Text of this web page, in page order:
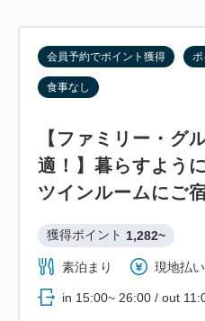
会員予約でポイント獲得
食事なし
【ファミリー・グ
適！】暮らすよう
ツインルームにご
獲得ポイント 1,282~
素泊まり 現地払
in 15:00~ 26:00 / out